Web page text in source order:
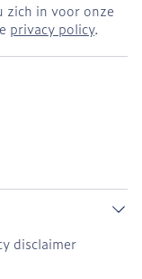
zich in voor onze
privacy policy.
disclaimer